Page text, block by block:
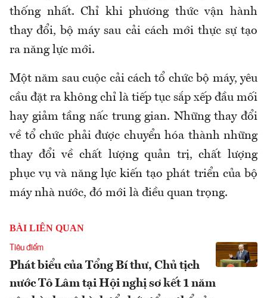
thống nhất. Chỉ khi phương thức vận hành
thay đổi, bộ máy sau cải cách mới thực sự tạo
ra năng lực mới.
Một năm sau cuộc cải cách tổ chức bộ máy, yêu
cầu đặt ra không chỉ là tiếp tục sắp xếp đầu mối
hay giảm tầng nấc trung gian. Những thay đổi
về tổ chức phải được chuyển hóa thành những
thay đổi về chất lượng quản trị, chất lượng
phục vụ và năng lực kiến tạo phát triển của bộ
máy nhà nước, đó mới là điều quan trọng.
BÀI LIÊN QUAN
Tiêu điểm
Phát biểu của Tổng Bí thư, Chủ tịch
nước Tô Lâm tại Hội nghị sơ kết 1 năm